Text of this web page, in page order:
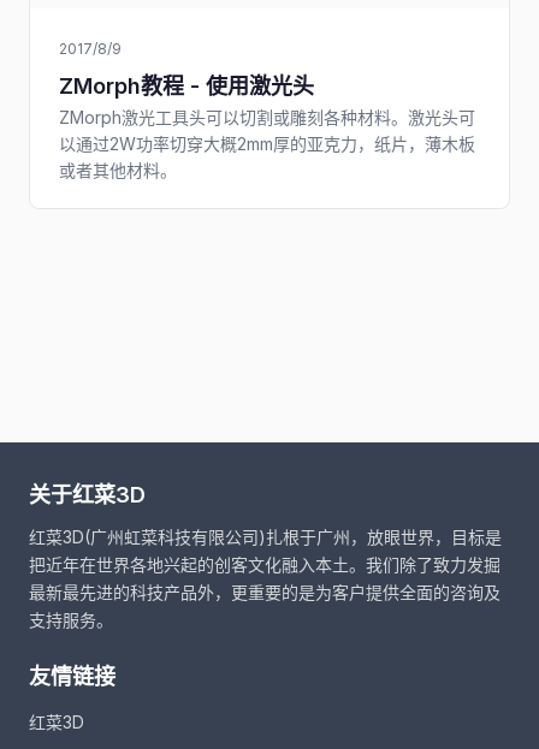
2017/8/9
ZMorph教程 - 使用激光头
ZMorph激光工具头可以切割或雕刻各种材料。激光头可
以通过2W功率切穿大概2mm厚的亚克力，纸片，薄木板
或者其他材料。
关于红菜3D
红菜3D(广州虹菜科技有限公司)扎根于广州，放眼世界，目标是
把近年在世界各地兴起的创客文化融入本土。我们除了致力发掘
最新最先进的科技产品外，更重要的是为客户提供全面的咨询及
支持服务。
友情链接
红菜3D